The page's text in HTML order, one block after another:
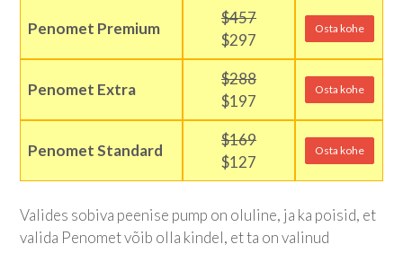
Penomet Premium
$457
$297
Osta kohe
Penomet Extra
$288
$197
Osta kohe
Penomet Standard
$169
$127
Osta kohe
Valides sobiva peenise pump on oluline, ja ka poisid, et
valida Penomet võib olla kindel, et ta on valinud